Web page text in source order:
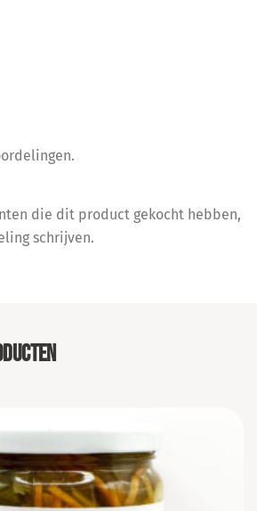
die dit product gekocht hebben,
schrijven.